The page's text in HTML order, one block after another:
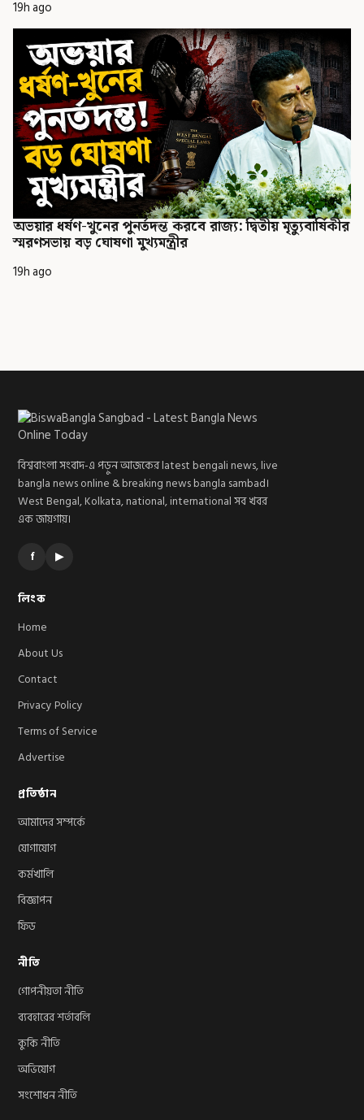
19h ago
অভয়ার ধর্ষণ-খুনের পুনর্তদন্ত করবে রাজ্য: দ্বিতীয় মৃত্যুবার্ষিকীর
স্মরণসভায় বড় ঘোষণা মুখ্যমন্ত্রীর
19h ago
বিশ্ববাংলা সংবাদ-এ পড়ুন আজকের latest bengali news, live
bangla news online & breaking news bangla sambad।
West Bengal, Kolkata, national, international সব খবর
এক জায়গায়।
f ▶
লিংক
Home
About Us
Contact
Privacy Policy
Terms of Service
Advertise
প্রতিষ্ঠান
আমাদের সম্পর্কে
যোগাযোগ
কর্মখালি
বিজ্ঞাপন
ফিড
নীতি
গোপনীয়তা নীতি
ব্যবহারের শর্তাবলি
কুকি নীতি
অভিযোগ
সংশোধন নীতি